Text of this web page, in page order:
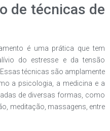
de técnicas de
é uma prática que tem
do estresse e da tensão
técnicas são amplamente
a psicologia, a medicina e a
de diversas formas, como
meditação, massagens, entre